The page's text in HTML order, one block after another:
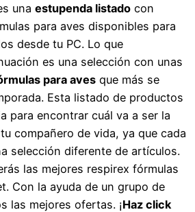
una estupenda listado con
para aves disponibles para
desde tu PC. Lo que
es una selección con unas
para aves que más se
Esta listado de productos
para encontrar cuál va a ser la
compañero de vida, ya que cada
selección diferente de artículos.
las mejores respirex fórmulas
Con la ayuda de un grupo de
las mejores ofertas. ¡Haz click